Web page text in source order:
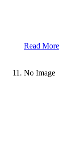
Read More
No Image